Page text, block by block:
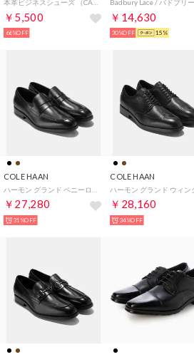
￥5,500
66%OFF
￥14,630
30%OFF 15%
COLE HAAN
￥27,280
31%OFF
COLE HAAN
￥28,160
34%OFF